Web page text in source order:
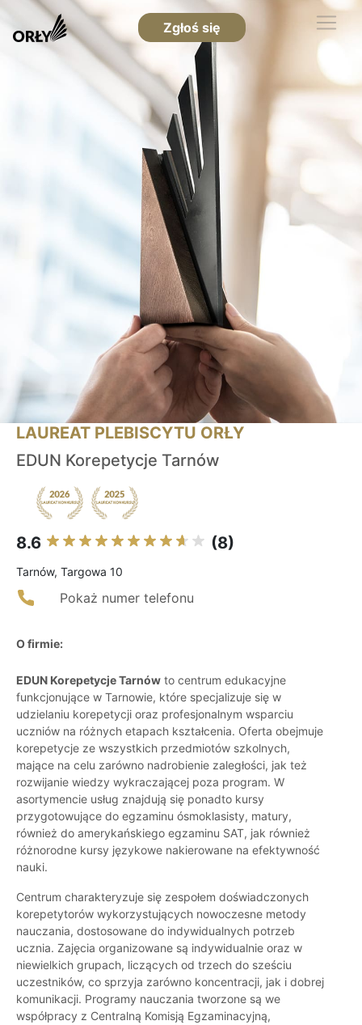
Zgłoś się
LAUREAT PLEBISCYTU ORŁY
EDUN Korepetycje Tarnów
8.6 (8)
Tarnów, Targowa 10
Pokaż numer telefonu
O firmie:
EDUN Korepetycje Tarnów to centrum edukacyjne
funkcjonujące w Tarnowie, które specjalizuje się w
udzielaniu korepetycji oraz profesjonalnym wsparciu
uczniów na różnych etapach kształcenia. Oferta obejmuje
korepetycje ze wszystkich przedmiotów szkolnych,
mające na celu zarówno nadrobienie zaległości, jak też
rozwijanie wiedzy wykraczającej poza program. W
asortymencie usług znajdują się ponadto kursy
przygotowujące do egzaminu ósmoklasisty, matury,
również do amerykańskiego egzaminu SAT, jak również
różnorodne kursy językowe nakierowane na efektywność
nauki.
Centrum charakteryzuje się zespołem doświadczonych
korepetytorów wykorzystujących nowoczesne metody
nauczania, dostosowane do indywidualnych potrzeb
ucznia. Zajęcia organizowane są indywidualnie oraz w
niewielkich grupach, liczących od trzech do sześciu
uczestników, co sprzyja zarówno koncentracji, jak i dobrej
komunikacji. Programy nauczania tworzone są we
współpracy z Centralną Komisją Egzaminacyjną,